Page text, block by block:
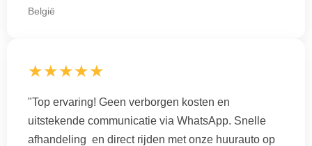
België
★★★★★
"Top ervaring! Geen verborgen kosten en
uitstekende communicatie via WhatsApp. Snelle
afhandeling en direct rijden met onze huurauto op